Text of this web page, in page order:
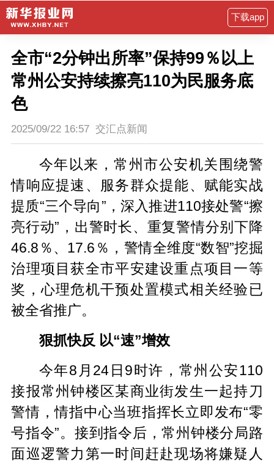
下载app
全市“2分钟出所率”保持99％以上
常州公安持续擦亮110为民服务底
色
2025/09/22 16:57 交汇点新闻
今年以来，常州市公安机关围绕警
情响应提速、服务群众提能、赋能实战
提质“三个导向”，深入推进110接处警“擦
亮行动”，出警时长、重复警情分别下降
46.8％、17.6％，警情全维度“数智”挖掘
治理项目获全市平安建设重点项目一等
奖，心理危机干预处置模式相关经验已
被全省推广。
狠抓快反 以“速”增效
今年8月24日9时许，常州公安110
接报常州钟楼区某商业街发生一起持刀
警情，情指中心当班指挥长立即发布“零
号指令”。接到指令后，常州钟楼分局路
面巡逻警力第一时间赶赴现场将嫌疑人